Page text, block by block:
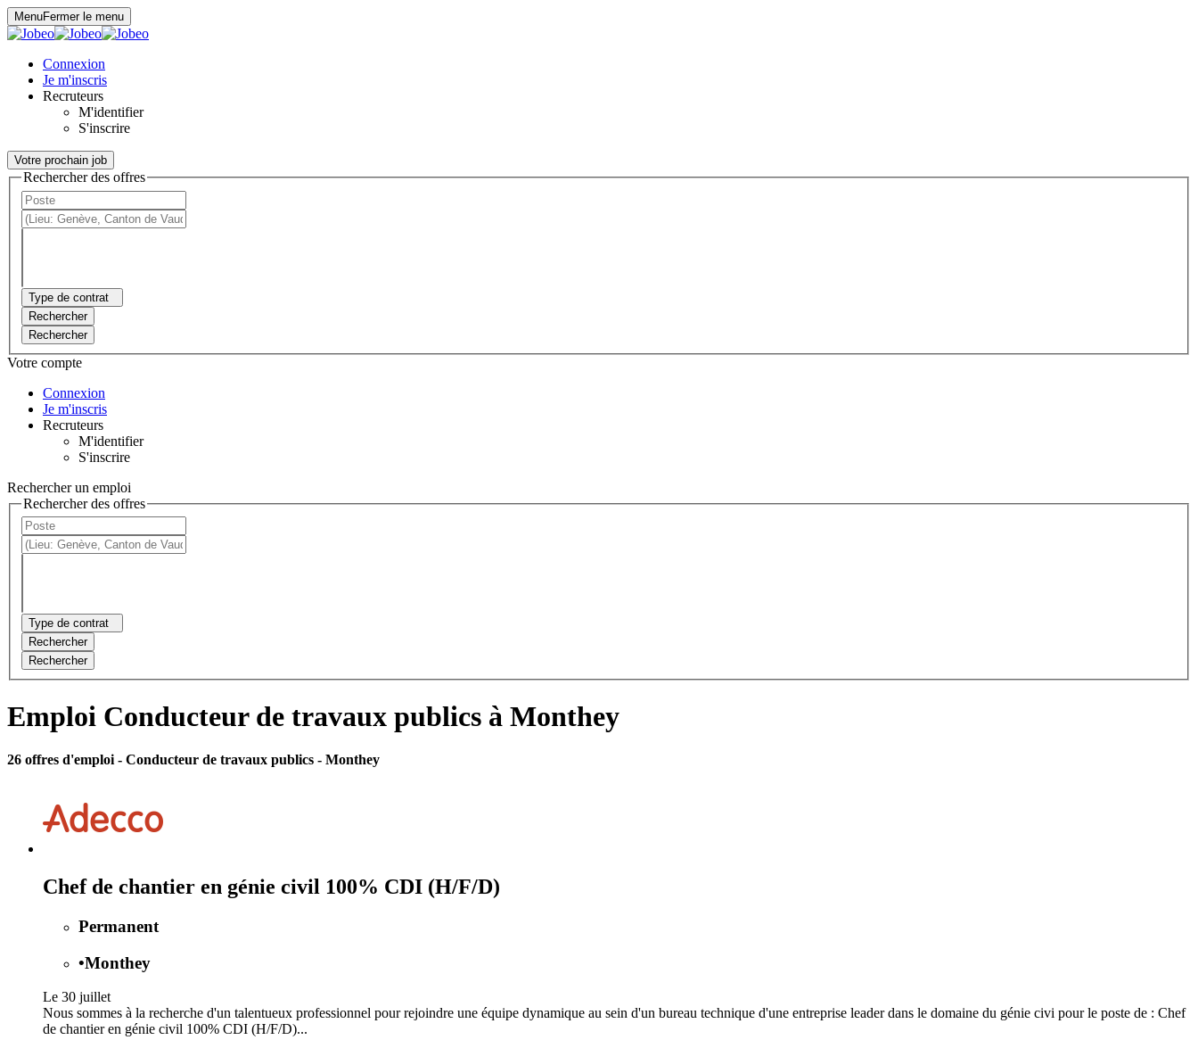
MenuFermer le menu
Connexion
Je m'inscris
Recruteurs
M'identifier
S'inscrire
Votre prochain job
Rechercher des offres
Type de contrat
Rechercher
Rechercher
Votre compte
Connexion
Je m'inscris
Recruteurs
M'identifier
S'inscrire
Rechercher un emploi
Rechercher des offres
Type de contrat
Rechercher
Rechercher
Emploi Conducteur de travaux publics à Monthey
26 offres d'emploi - Conducteur de travaux publics - Monthey
Chef de chantier en génie civil 100% CDI (H/F/D)
Permanent
•Monthey
Le 30 juillet
Nous sommes à la recherche d'un talentueux professionnel pour rejoindre une équipe dynamique au sein d'un bureau technique d'une entreprise leader dans le domaine du génie civi pour le poste de : Chef
de chantier en génie civil 100% CDI (H/F/D)...
Panneau de gestion des cookies